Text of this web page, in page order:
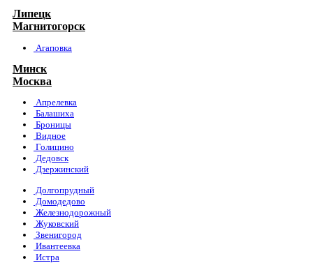
Липецк
Магнитогорск
Агаповка
Минск
Москва
Апрелевка
Балашиха
Броницы
Видное
Голицино
Дедовск
Дзержинский
Долгопрудный
Домодедово
Железнодорожный
Жуковский
Звенигород
Ивантеевка
Истра